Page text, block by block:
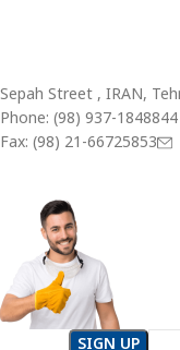
Phone: (98) 937-1848844
Fax: (98) 21-66725853